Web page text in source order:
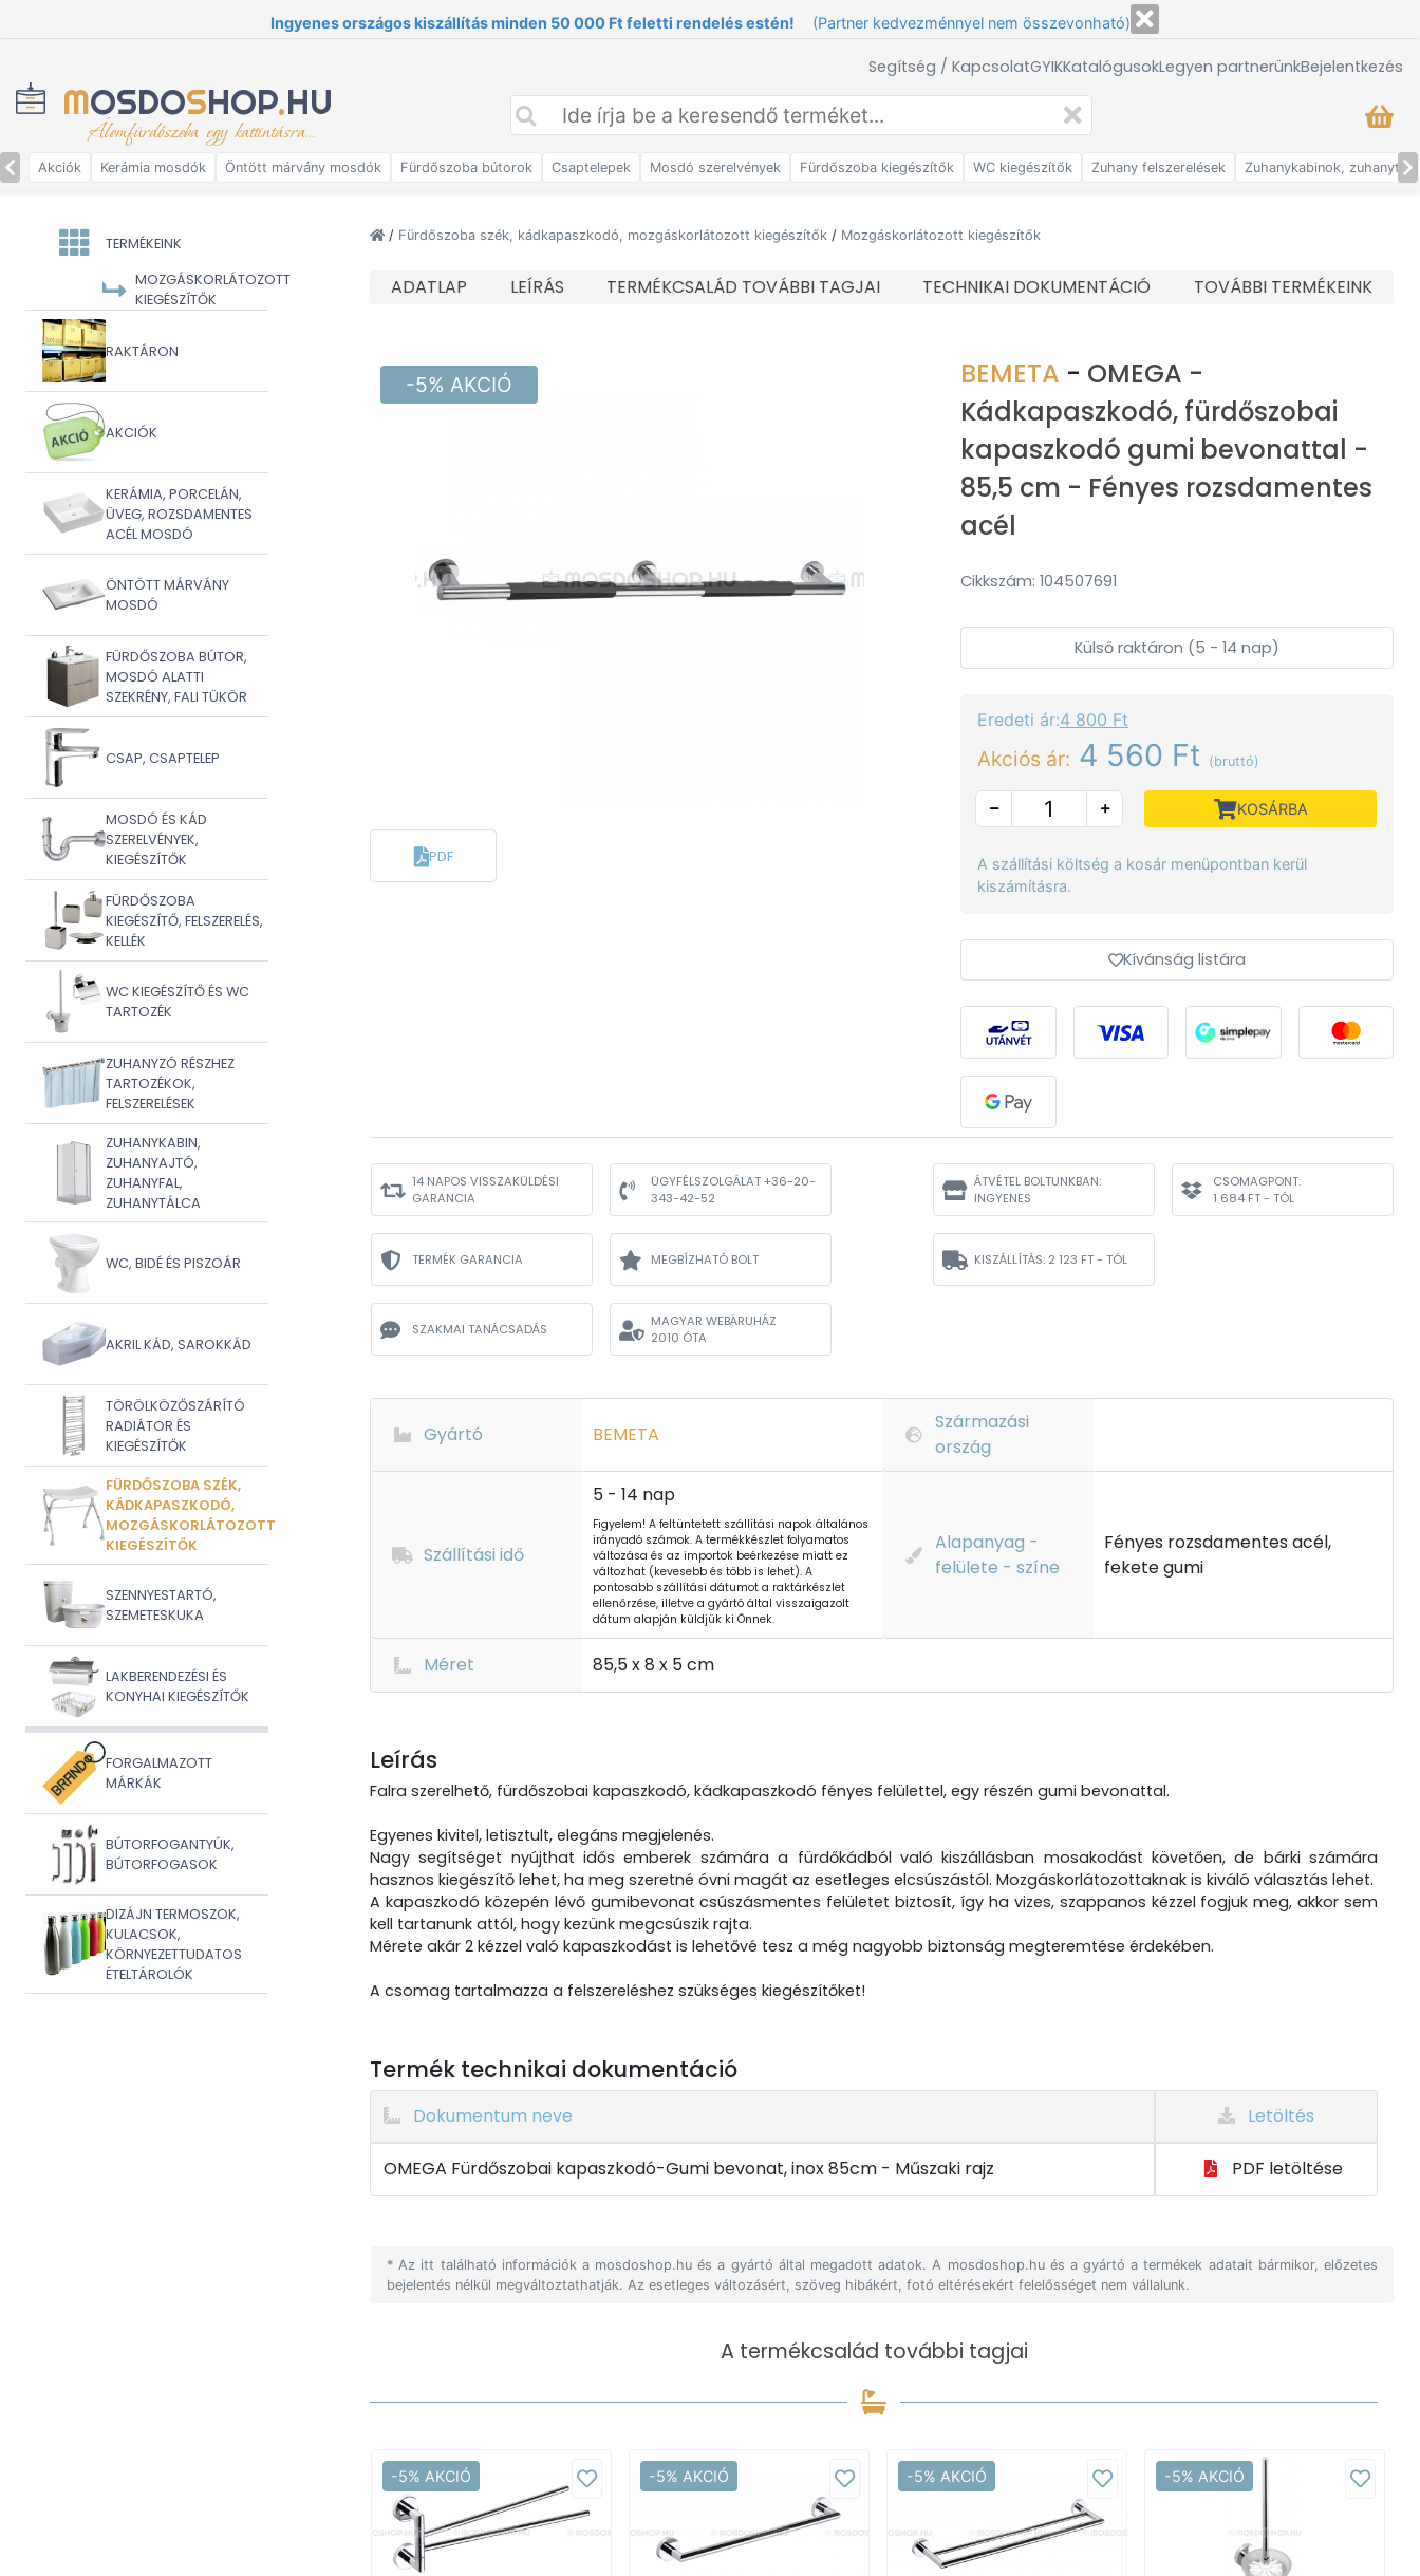
Ingyenes országos kiszállítás minden 50 000 Ft feletti rendelés estén! (Partner kedvezménnyel nem összevonható)
Segítség / KapcsolatGYIKKatalógusokLegyen partnerünkBejelentkezés
MOSDOSHOP.HU
Álomfürdőszoba egy kattintásra...
Akciók Kerámia mosdók Öntött márvány mosdók Fürdőszoba bútorok Csaptelepek Mosdó szerelvények Fürdőszoba kiegészítők WC kiegészítők Zuhany felszerelések Zuhanykabinok,
TERMÉKEINK
MOZGÁSKORLÁTOZOTT
KIEGÉSZÍTŐK
RAKTÁRON
AKCIÓK
KERÁMIA, PORCELÁN,
ÜVEG, ROZSDAMENTES
ACÉL MOSDÓ
ÖNTÖTT MÁRVÁNY
MOSDÓ
FÜRDŐSZOBA BÚTOR,
MOSDÓ ALATTI
SZEKRÉNY, FALI TÜKÖR
CSAP, CSAPTELEP
MOSDÓ ÉS KÁD
SZERELVÉNYEK,
KIEGÉSZÍTŐK
FÜRDŐSZOBA
KIEGÉSZÍTŐ, FELSZERELÉS,
KELLÉK
WC KIEGÉSZÍTŐ ÉS WC
TARTOZÉK
ZUHANYZÓ RÉSZHEZ
TARTOZÉKOK,
FELSZERELÉSEK
ZUHANYKABIN,
ZUHANYAJTÓ,
ZUHANYFAL,
ZUHANYTÁLCA
WC, BIDÉ ÉS PISZOÁR
AKRIL KÁD, SAROKKÁD
TÖRÖLKÖZŐSZÁRÍTÓ
RADIÁTOR ÉS
KIEGÉSZÍTŐK
FÜRDŐSZOBA SZÉK,
KÁDKAPASZKODÓ,
MOZGÁSKORLÁTOZOTT
KIEGÉSZÍTŐK
SZENNYESTARTÓ,
SZEMETESKUKA
LAKBERENDEZÉSI ÉS
KONYHAI KIEGÉSZÍTŐK
FORGALMAZOTT
MÁRKÁK
BÚTORFOGANTYÚK,
BÚTORFOGASOK
DIZÁJN TERMOSZOK,
KULACSOK,
KÖRNYEZETTUDATOS
ÉTELTÁROLÓK
/ Fürdőszoba szék, kádkapaszkodó, mozgáskorlátozott kiegészítők / Mozgáskorlátozott kiegészítők
ADATLAP LEÍRÁS TERMÉKCSALÁD TOVÁBBI TAGJAI TECHNIKAI DOKUMENTÁCIÓ TOVÁBBI TERMÉKEINK
-5% AKCIÓ
PDF
BEMETA - OMEGA -
Kádkapaszkodó, fürdőszobai
kapaszkodó gumi bevonattal -
85,5 cm - Fényes rozsdamentes
acél
Cikkszám: 104507691
Külső raktáron (5 - 14 nap)
Eredeti ár:4 800 Ft
Akciós ár: 4 560 Ft (bruttó)
KOSÁRBA
A szállítási költség a kosár menüpontban kerül
kiszámításra.
Kívánság listára
14 NAPOS VISSZAKÜLDÉSI
GARANCIA
ÜGYFÉLSZOLGÁLAT +36-20-
343-42-52
TERMÉK GARANCIA MEGBÍZHATÓ BOLT
SZAKMAI TANÁCSADÁS
MAGYAR WEBÁRUHÁZ
2010 ÓTA
ÁTVÉTEL BOLTUNKBAN:
INGYENES
CSOMAGPONT:
1 684 FT - TÓL
KISZÁLLÍTÁS: 2 123 FT - TÓL
Gyártó BEMETA
Származási
ország
Szállítási idő
5 - 14 nap
Figyelem! A feltüntetett szállítási napok általános
irányadó számok. A termékkészlet folyamatos
változása és az importok beérkezése miatt ez
változhat (kevesebb és több is lehet). A
pontosabb szállítási dátumot a raktárkészlet
ellenőrzése, illetve a gyártó által visszaigazolt
dátum alapján küldjük ki Önnek.
Alapanyag -
felülete - színe
Fényes rozsdamentes acél,
fekete gumi
Méret 85,5 x 8 x 5 cm
Leírás
Falra szerelhető, fürdőszobai kapaszkodó, kádkapaszkodó fényes felülettel, egy részén gumi bevonattal.
Egyenes kivitel, letisztult, elegáns megjelenés.
Nagy segítséget nyújthat idős emberek számára a fürdőkádból való kiszállásban mosakodást követően, de bárki számára
hasznos kiegészítő lehet, ha meg szeretné óvni magát az esetleges elcsúszástól. Mozgáskorlátozottaknak is kiváló választás lehet.
A kapaszkodó közepén lévő gumibevonat csúszásmentes felületet biztosít, így ha vizes, szappanos kézzel fogjuk meg, akkor sem
kell tartanunk attól, hogy kezünk megcsúszik rajta.
Mérete akár 2 kézzel való kapaszkodást is lehetővé tesz a még nagyobb biztonság megteremtése érdekében.
A csomag tartalmazza a felszereléshez szükséges kiegészítőket!
Termék technikai dokumentáció
Dokumentum neve Letöltés
OMEGA Fürdőszobai kapaszkodó-Gumi bevonat, inox 85cm - Műszaki rajz PDF letöltése
* Az itt található információk a mosdoshop.hu és a gyártó által megadott adatok. A mosdoshop.hu és a gyártó a termékek adatait bármikor, előzetes
bejelentés nélkül megváltoztathatják. Az esetleges változásért, szöveg hibákért, fotó eltérésekért felelősséget nem vállalunk.
A termékcsalád további tagjai
-5% AKCIÓ -5% AKCIÓ -5% AKCIÓ -5% AKCIÓ